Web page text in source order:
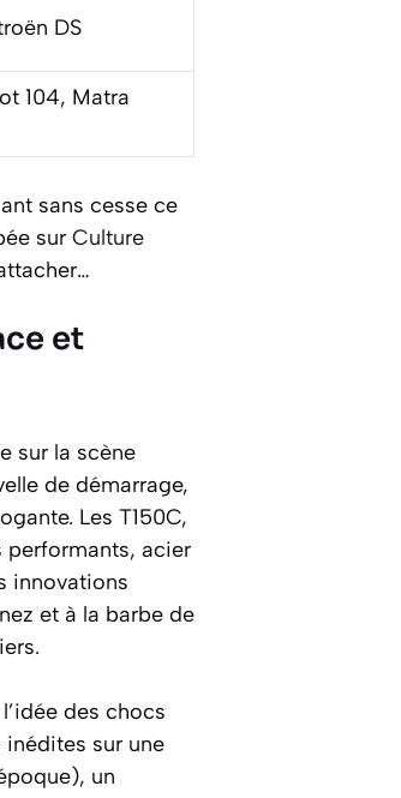
DS
104, Matra
sans cesse ce
sur Culture
et
sur la scène
de démarrage,
Les T150C,
performants, acier
innovations
et à la barbe de
des chocs
inédites sur une
un